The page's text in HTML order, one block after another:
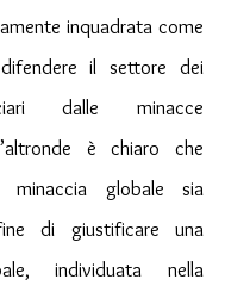
inquadrata come
il settore dei
dalle minacce
è chiaro che
minaccia globale sia
di giustificare una
individuata nella